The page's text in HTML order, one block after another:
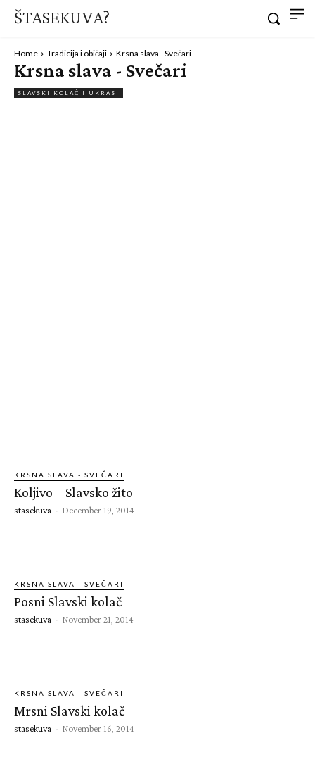
ŠTASEKUVA?
Home Tradicija i običaji Krsna slava - Svečari
Krsna slava - Svečari
SLAVSKI KOLAČ I UKRASI
KRSNA SLAVA - SVEČARI
Koljivo – Slavsko žito
stasekuva - December 19, 2014
KRSNA SLAVA - SVEČARI
Posni Slavski kolač
stasekuva - November 21, 2014
KRSNA SLAVA - SVEČARI
Mrsni Slavski kolač
stasekuva - November 16, 2014